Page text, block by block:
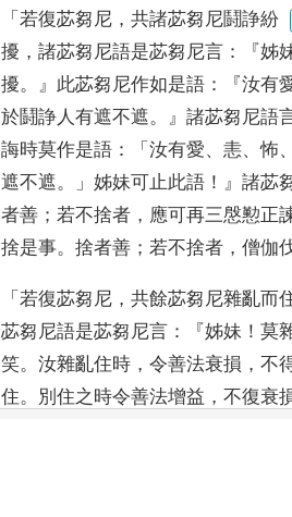
「若復苾芻尼 ，共諸苾芻尼鬪諍紛
擾 ，諸苾芻尼語是苾芻尼言 ：『姊
擾。』 此苾芻尼作如是語 ：『汝有
於鬪諍人有遮不遮。』諸苾芻尼語
誨時莫作是語 ：「汝有愛、恚、怖
遮不遮。」姊妹可止此語 ！』諸苾
者善 ；若不捨者 ， 應可再三慇懃正
捨是事。捨者善 ；若不捨者 ，僧伽
「若復苾芻尼 ，共餘苾芻尼雜亂而
苾芻尼語是苾芻尼言 ：『姊妹 ！莫
笑。汝雜亂住時 ，令善法衰損 ，不
住。 別住之時令善法增益 ，不復衰